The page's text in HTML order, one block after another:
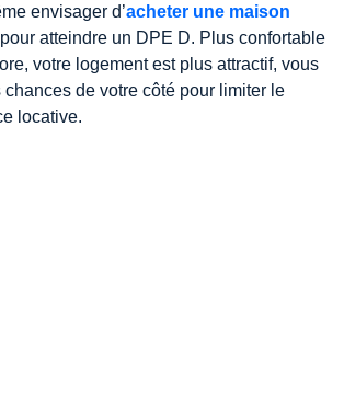
envisager d’acheter une maison
pour atteindre un DPE D. Plus confortable
votre logement est plus attractif, vous
chances de votre côté pour limiter le
locative.